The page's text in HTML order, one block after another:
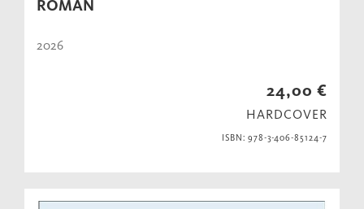
ROMAN
2026
24,00 €
HARDCOVER
ISBN: 978-3-406-85124-7